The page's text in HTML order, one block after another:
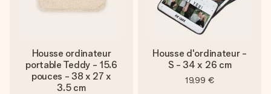
Housse ordinateur
portable Teddy - 15.6
pouces - 38 x 27 x
3.5 cm
Housse d'ordinateur -
S - 34 x 26 cm
19,99 €